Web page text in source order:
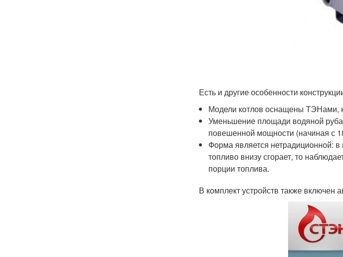
Есть и другие особенности
Модели котлов оснащены ТЭНами,
Уменьшение площади водяной
повешенной мощности (начиная с
Форма является нетрадиционной:
топливо внизу сгорает, то
порции топлива.
В комплект устройств также включен